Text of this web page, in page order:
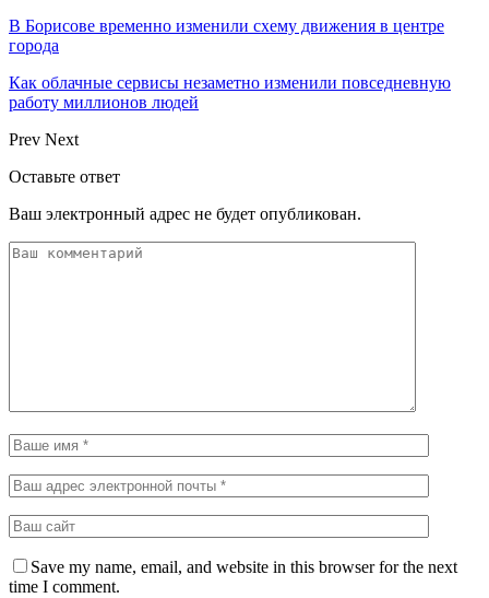
В Борисове временно изменили схему движения в центре
города
Как облачные сервисы незаметно изменили повседневную
работу миллионов людей
Prev Next
Оставьте ответ
Ваш электронный адрес не будет опубликован.
Save my name, email, and website in this browser for the next
time I comment.